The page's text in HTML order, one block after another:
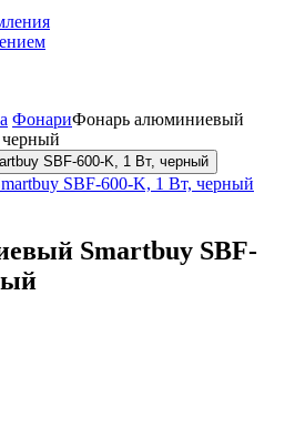
ФонариФонарь алюминиевый
черный
Smartbuy SBF-